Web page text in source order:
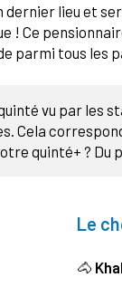
dernier lieu et
! Ce
parmi tous les
vu par les
Cela
quinté+ ?
Le
🐴